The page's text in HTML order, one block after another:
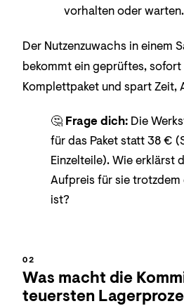
vorhalten oder warten.
Der Nutzenzuwachs in einem
bekommt ein geprüftes, sofort
Komplettpaket und spart Zeit,
🤔 Frage dich: Die
für das Paket statt 38 €
Einzelteile). Wie erklärst
Aufpreis für sie
ist?
Was macht die
teuersten